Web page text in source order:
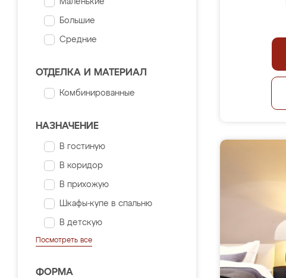
Маленькие
Большие
Средние
ОТДЕЛКА И МАТЕРИАЛ
Комбинированные
НАЗНАЧЕНИЕ
В гостиную
В коридор
В прихожую
Шкафы-купе в спальню
В детскую
Посмотреть все
ФОРМА